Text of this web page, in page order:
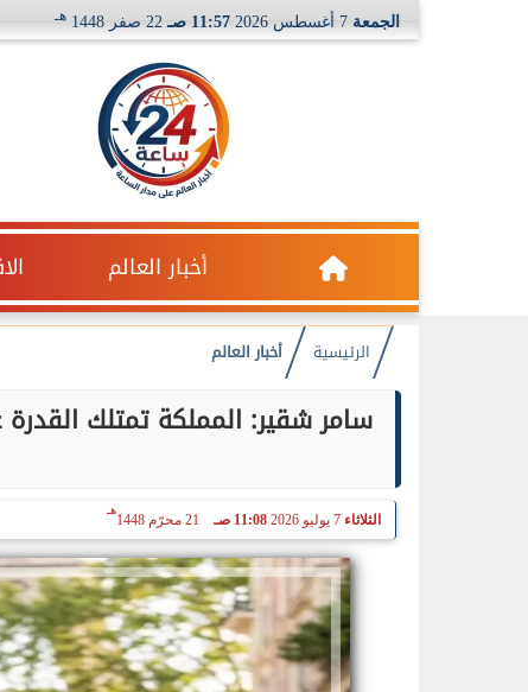
الجمعة 11:57 صـ 22 صفر 1448 هـ
أخبار العالم
الرئيسية أخبار العالم
سامر شقير: المملكة تمتلك
الثلاثاء 7 يوليو 2026 11:08 صـ 21 محرّم 1448
هـ